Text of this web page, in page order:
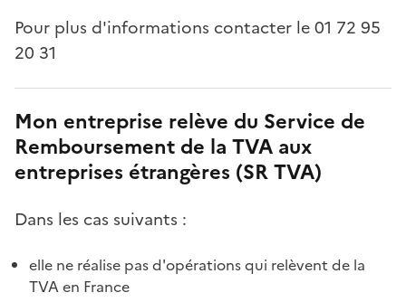
Pour plus d'informations contacter le 01 72 95
20 31
Mon entreprise relève du Service de
Remboursement de la TVA aux
entreprises étrangères (SR TVA)
Dans les cas suivants :
elle ne réalise pas d'opérations qui relèvent de la
TVA en France